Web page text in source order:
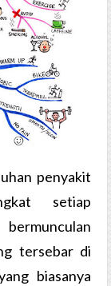
penyakit
setiap
tersebar di
biasanya